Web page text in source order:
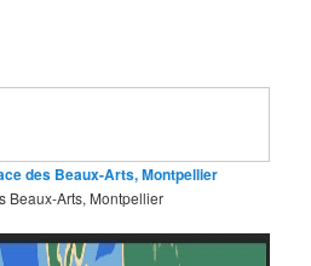
des Beaux-Arts, Montpellier
Beaux-Arts, Montpellier